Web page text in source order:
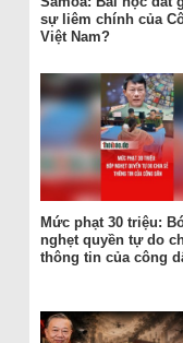
sự liêm chính của
Việt Nam?
Mức phạt 30 triệu:
nghẹt quyền tự do
thông tin của công